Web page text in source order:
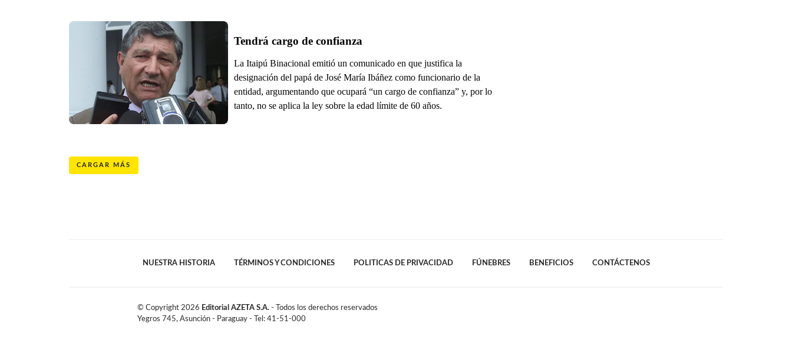
Tendrá cargo de confianza
La Itaipú Binacional emitió un comunicado en que justifica la
designación del papá de José María Ibáñez como funcionario de la
entidad, argumentando que ocupará “un cargo de confianza” y, por lo
tanto, no se aplica la ley sobre la edad límite de 60 años.
CARGAR MÁS
NUESTRA HISTORIA TÉRMINOS Y CONDICIONES POLITICAS DE PRIVACIDAD FÚNEBRES BENEFICIOS CONTÁCTENOS
© Copyright 2026 Editorial AZETA S.A. - Todos los derechos reservados
Yegros 745, Asunción - Paraguay - Tel: 41-51-000